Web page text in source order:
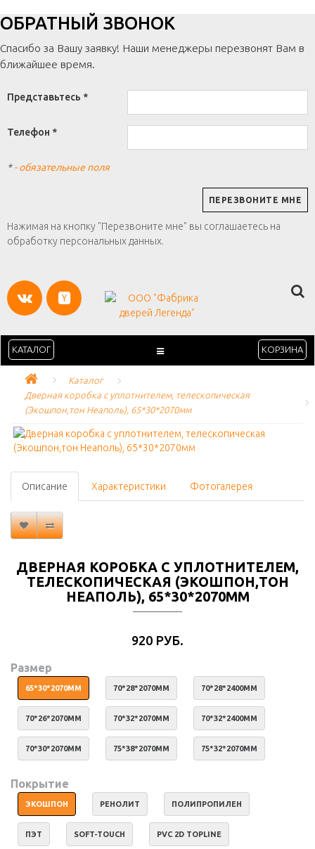
ОБРАТНЫЙ ЗВОНОК
Спасибо за Вашу заявку! Наши менеджеры перезвонят Вам в
ближайшее время.
Представьтесь *
Телефон *
*- обязательные поля
Нажимая на кнопку "Перезвоните мне" вы соглашаетесь на
обработку персональных данных.
КАТАЛОГ КОРЗИНА
Каталог
Дверная коробка с уплотнителем, телескопическая
(Экошпон,тон Неаполь), 65*30*2070мм
Описание Характеристики Фотогалерея
ДВЕРНАЯ КОРОБКА С УПЛОТНИТЕЛЕМ,
ТЕЛЕСКОПИЧЕСКАЯ (ЭКОШПОН,ТОН
НЕАПОЛЬ), 65*30*2070ММ
920 РУБ.
Размер
65*30*2070ММ 70*28*2070ММ 70*28*2400ММ
70*26*2070ММ 70*32*2070ММ 70*32*2400ММ
70*30*2070ММ 75*38*2070ММ 75*32*2070ММ
Покрытие
ЭКОШПОН РЕНОЛИТ ПОЛИПРОПИЛЕН
ПЭТ SOFT-TOUCH PVC 2D TOPLINE